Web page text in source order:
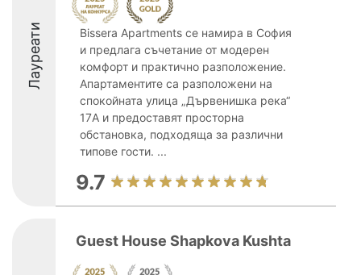
Лауреати
Bissera Apartments се намира в София
и предлага съчетание от модерен
комфорт и практично разположение.
Апартаментите са разположени на
спокойната улица „Дървенишка река“
17A и предоставят просторна
обстановка, подходяща за различни
типове гости. ...
9.7
Guest House Shapkova Kushta